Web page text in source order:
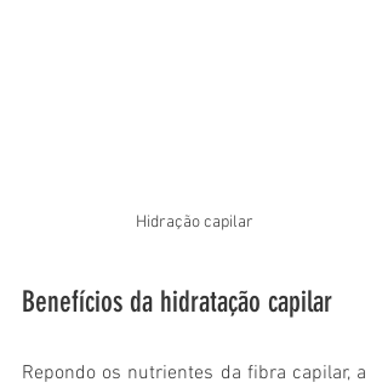
Hidração capilar
Benefícios da hidratação capilar
Repondo os nutrientes da fibra capilar, a